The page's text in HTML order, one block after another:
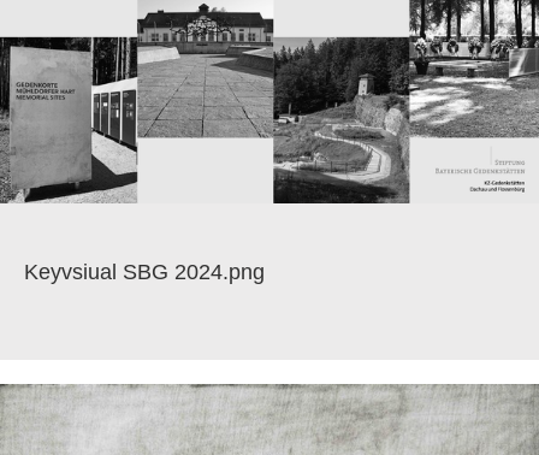
Keyvsiual SBG 2024.png